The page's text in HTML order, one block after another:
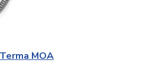
MOA